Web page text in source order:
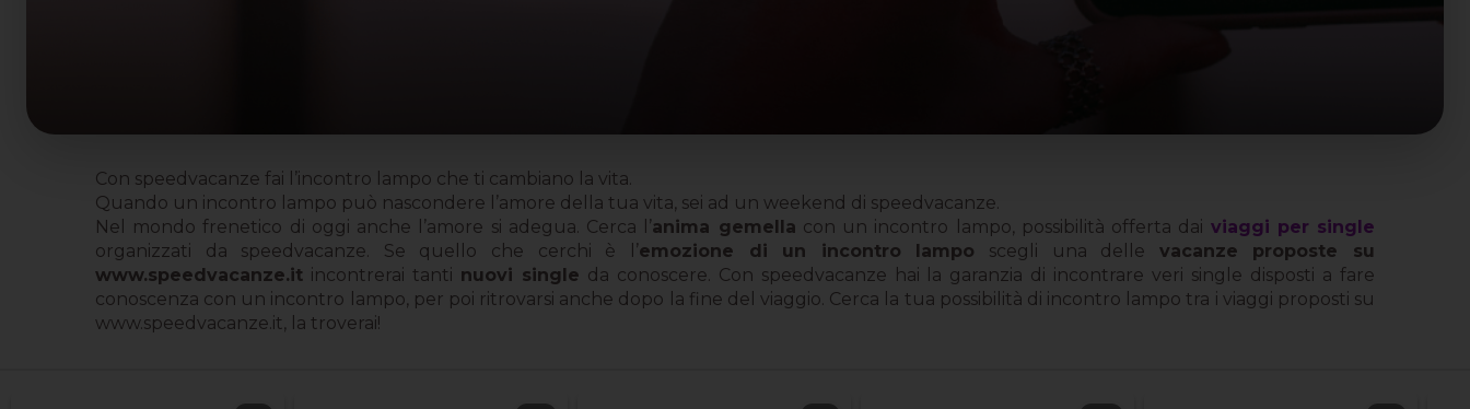
Con speedvacanze fai l’incontro lampo che ti cambiano la vita.
Quando un incontro lampo può nascondere l’amore della tua vita, sei ad un weekend di speedvacanze.
Nel mondo frenetico di oggi anche l’amore si adegua. Cerca l’anima gemella con un incontro lampo, possibilità offerta dai viaggi per single
organizzati da speedvacanze. Se quello che cerchi è l’emozione di un incontro lampo scegli una delle vacanze proposte su
www.speedvacanze.it incontrerai tanti nuovi single da conoscere. Con speedvacanze hai la garanzia di incontrare veri single disposti a fare
conoscenza con un incontro lampo, per poi ritrovarsi anche dopo la fine del viaggio. Cerca la tua possibilità di incontro lampo tra i viaggi proposti su
www.speedvacanze.it, la troverai!